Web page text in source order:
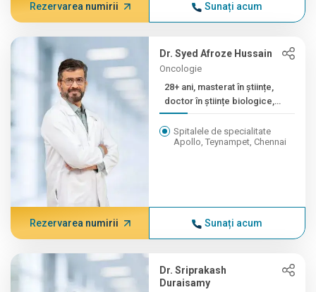
Rezervarea numirii Sunați acum
Dr. Syed Afroze Hussain
Oncologie
28+ ani, masterat în științe,
doctor în științe biologice,
masterat.
Spitalele de specialitate
Apollo, Teynampet, Chennai
Rezervarea numirii Sunați acum
Dr. Sriprakash
Duraisamy